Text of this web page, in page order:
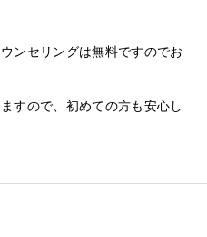
ンセリングは無料ですのでお
すので、初めての方も安心し